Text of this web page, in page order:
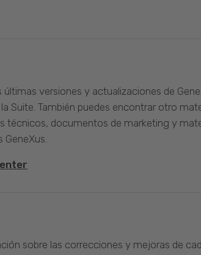
versiones y actualizaciones de
Suite. También puedes encontrar otro
técnicos, documentos de marketing y
GeneXus.
sobre las correcciones y mejoras de